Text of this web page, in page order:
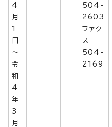
4
月
1
日
～
令
和
4
年
3
月
504-
2603
ファク
ス
504-
2169